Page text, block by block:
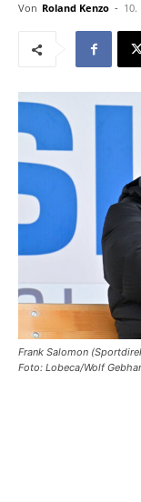
Von Roland Kenzo - 10.
Frank Salomon
Foto: Lobeca/Wolf